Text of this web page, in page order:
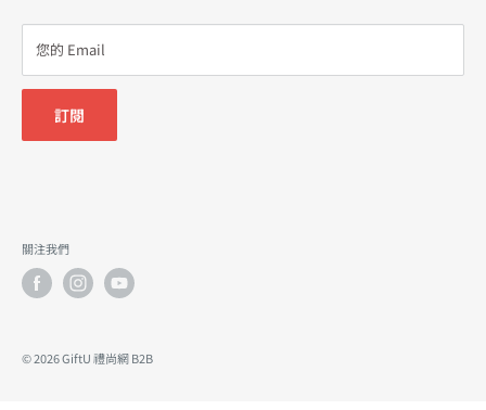
您的 Email
訂閱
關注我們
© 2026 GiftU 禮尚網 B2B